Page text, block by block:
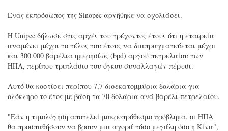
Ένας εκπρόσωπος της Sinopec αρνήθηκε να σχολιάσει.
Η Unipec δήλωσε στις αρχές του τρέχοντος έτους ότι η εταιρεία
αναμένει μέχρι το τέλος του έτους να διαπραγματεύεται μέχρι
και 300.000 βαρέλια ημερησίως (bpd) αργού πετρελαίου των
ΗΠΑ, περίπου τριπλάσιο του όγκου συναλλαγών πέρυσι.
Αυτό θα κοστίσει περίπου 7,7 δισεκατομμύρια δολάρια για
ολόκληρο το έτος με βάση τα 70 δολάρια ανά βαρέλι πετρελαίου.
"Εάν η τιμολόγηση αποτελεί μακροπρόθεσμο πρόβλημα, οι ΗΠΑ
θα προσπαθήσουν να βρουν μια αγορά τόσο μεγάλη όσο η Κίνα",